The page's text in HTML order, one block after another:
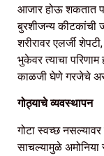
आजार होऊ शकतात
बुरशीजन्य कीटकांची
शरीरावर एलर्जी
भुकेवर त्याचा परिणाम
काळजी घेणे गरजेचे
गोठ्याचे व्यवस्थापन
गोटा स्वच्छ
साचल्यामुळे अमोनिया